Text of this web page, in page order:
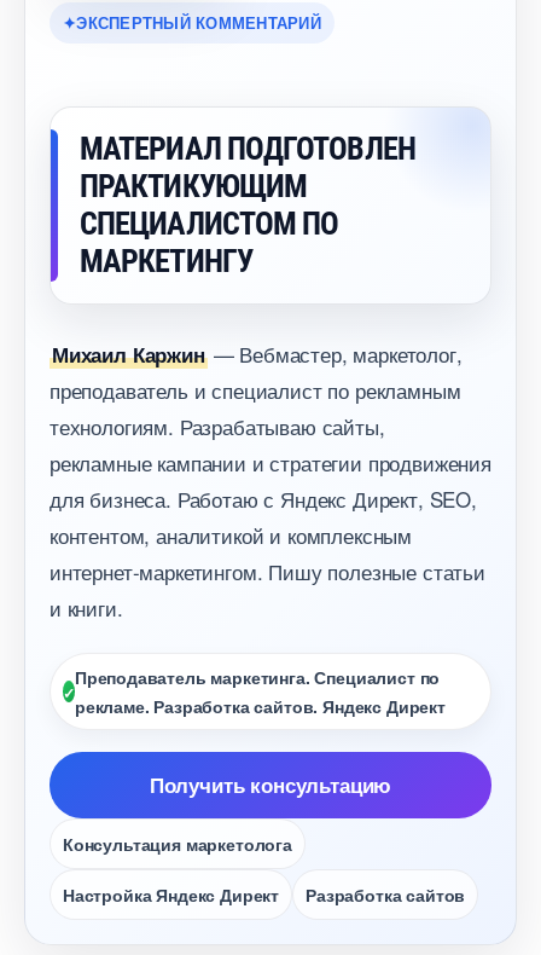
ЭКСПЕРТНЫЙ КОММЕНТАРИЙ
МАТЕРИАЛ ПОДГОТОВЛЕН
ПРАКТИКУЮЩИМ
СПЕЦИАЛИСТОМ ПО
МАРКЕТИНГУ
Михаил Каржин— Вебмастер, маркетолог,
преподаватель и специалист по рекламным
технологиям. Разрабатываю сайты,
рекламные кампании и стратегии продвижения
для бизнеса. Работаю с Яндекс Директ, SEO,
контентом, аналитикой и комплексным
интернет-маркетингом. Пишу полезные статьи
и книги.
Преподаватель маркетинга. Специалист по
рекламе. Разработка сайтов. Яндекс Директ
Получить консультацию
Консультация маркетолога
Настройка Яндекс Директ Разработка сайто